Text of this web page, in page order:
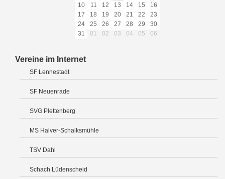
10
11 12 13 14 15
16
17
18 19 20 21 22
23
24
25 26 27 28 29
30
31
01 02 03 04 05 06
Vereine im Internet
SF Lennestadt
SF Neuenrade
SVG Plettenberg
MS Halver-Schalksmühle
TSV Dahl
Schach Lüdenscheid